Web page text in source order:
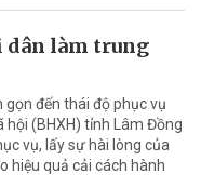
dân làm trung
đến thái độ phục vụ
hội (BHXH) tỉnh Lâm Đồng
vụ, lấy sự hài lòng của
hiệu quả cải cách hành